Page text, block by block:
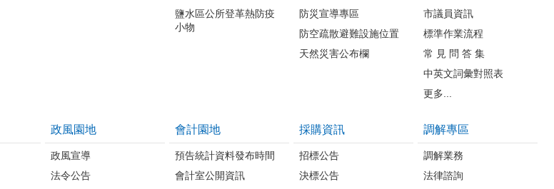
鹽水區公所登革熱防疫
小物
防災宣導專區
防空疏散避難設施位置
天然災害公布欄
市議員資訊
標準作業流程
常 見 問 答 集
中英文詞彙對照表
更多...
政風園地
政風宣導
法令公告
會計園地
預告統計資料發布時間
會計室公開資訊
採購資訊
招標公告
決標公告
調解專區
調解業務
法律諮詢